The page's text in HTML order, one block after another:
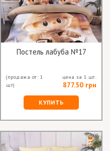
Постель лабуба №17
(продажа от: 1
шт)
цена за 1 шт.
877.50 грн
КУПИТЬ